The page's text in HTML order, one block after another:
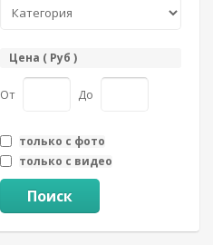
Цена ( Руб )
От До
только с фото
только с видео
Поиск